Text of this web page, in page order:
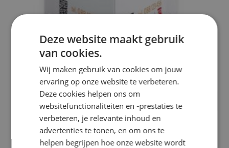
Deze website maakt gebruik
van cookies.
Wij maken gebruik van cookies om jouw
ervaring op onze website te verbeteren.
Deze cookies helpen ons om
websitefunctionaliteiten en -prestaties te
verbeteren, je relevante inhoud en
advertenties te tonen, en om ons te
helpen begrijpen hoe onze website wordt